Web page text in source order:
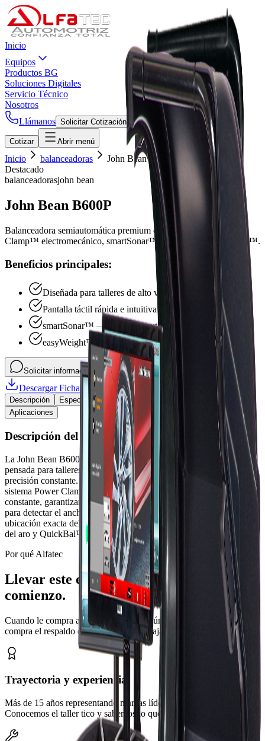
Inicio
Equipos
Productos BG
Soluciones Digitales
Servicio Técnico
Nosotros
Llámanos Solicitar Cotización
Cotizar Abrir menú
Inicio balanceadoras
John Bean B600P
Destacado
balanceadorasjohn bean
John Bean B600P
Balanceadora semiautomática premium con pantalla táctil, Power
Clamp™ electromecánico, smartSonar™ y guía láser easyWeight™.
Beneficios principales:
Diseñada para talleres de alto volumen
Pantalla táctil rápida e intuitiva
smartSonar™ — detección automática del ancho del aro
easyWeight™ con guía láser
Solicitar información
Llamar ahora
Descargar Ficha Técnica (PDF)
Descripción Especificaciones
Problemas que Resuelve
Aplicaciones
Descripción del Producto
La John Bean B600P es una balanceadora semiautomática premium
pensada para talleres de alto volumen que necesitan productividad y
precisión constante. Su pantalla táctil rápida e intuitiva, junto con el
sistema Power Clamp™ de sujeción electromecánica con fuerza
constante, garantizan mediciones repetibles. Combina smartSonar™
para detectar el ancho del aro, easyWeight™ con guía láser para
ubicación exacta del peso, detención en posición, iluminación LED
del aro y QuickBal™ para reducir tiempos de ciclo.
Por qué Alfatec
Llevar este equipo a su taller es solo el
comienzo.
Cuando le compra a Alfatec no compra únicamente una máquina:
compra el respaldo que la mantiene trabajando por años.
Trayectoria y experiencia
Más de 15 años representando marcas líderes en Costa Rica.
Conocemos el taller tico y sabemos lo que su operación necesita.